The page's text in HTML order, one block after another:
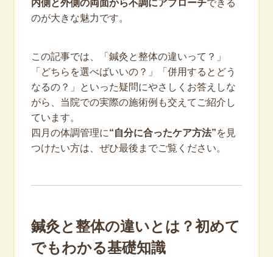
内側と外側の両面から不調にアプローチできる
のが大きな魅力です。
この記事では、「鍼灸と整体の違いって？」
「どちらを選べばいいの？」「併用するとどう
なるの？」といった疑問にやさしくお答えしな
がら、当院での実際の施術例も交えてご紹介し
ています。
四月の体調管理に“自分に合ったケア方法”を見
つけたい方は、ぜひ最後までご覧ください。
鍼灸と整体の違いとは？初めて
でもわかる基礎知識